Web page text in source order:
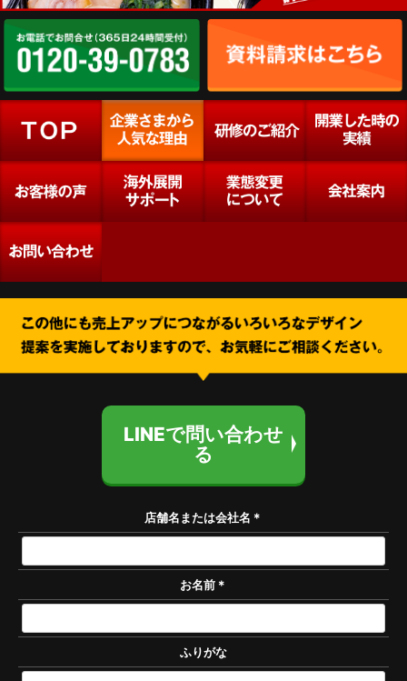
LINEで問い合わせ
る
店舗名または会社名 ＊
お名前＊
ふりがな